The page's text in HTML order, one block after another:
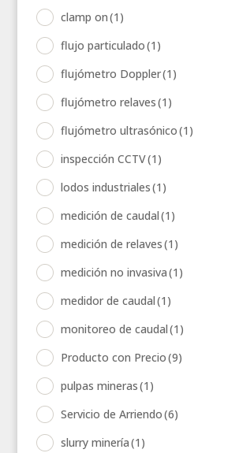
clamp on(1)
flujo particulado(1)
flujómetro Doppler(1)
flujómetro relaves(1)
flujómetro ultrasónico(1)
inspección CCTV(1)
lodos industriales(1)
medición de caudal(1)
medición de relaves(1)
medición no invasiva(1)
medidor de caudal(1)
monitoreo de caudal(1)
Producto con Precio(9)
pulpas mineras(1)
Servicio de Arriendo(6)
slurry minería(1)